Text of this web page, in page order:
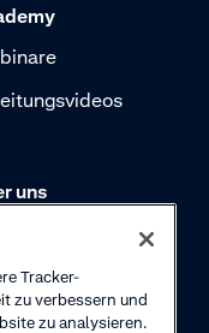
uns
Geschichte
Tracker-
zu verbessern und
zu analysieren.